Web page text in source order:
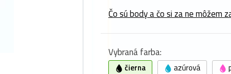
Čo sú body a čo si za ne môžem
Vybraná farba:
čierna azúrová